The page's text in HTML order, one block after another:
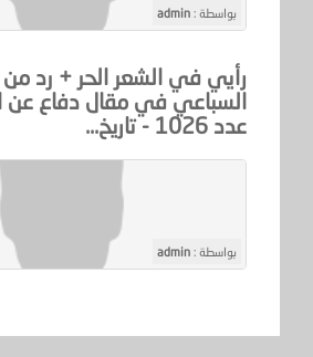
بواسطة : admin
رأيي في الشعر الحر + رد
السباعي في مقال دفاع عن
عدد 1026 - تاريخ...
بواسطة : admin